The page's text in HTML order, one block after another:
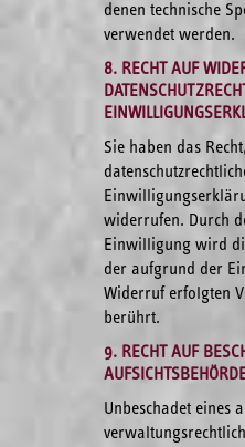
denen technische
verwendet werden.
8. RECHT AUF
Sie haben das
widerrufen. Durch
Einwilligung wird
der aufgrund der
Widerruf erfolgten
berührt.
9. RECHT AUF
Unbeschadet eines